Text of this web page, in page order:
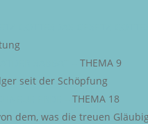
THEMA 9
seit der Schöpfung
THEMA 18
dem, was die treuen